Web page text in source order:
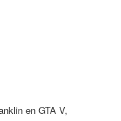
en GTA V,